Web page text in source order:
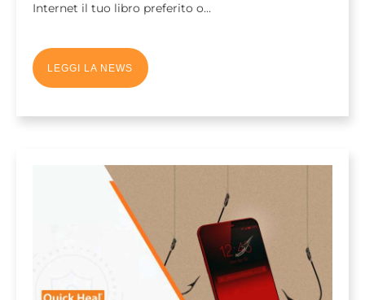
Internet il tuo libro preferito o…
LEGGI LA NEWS